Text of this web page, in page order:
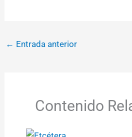
← Entrada anterior
Contenido